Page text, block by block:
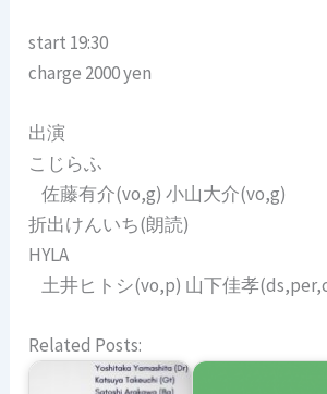
start 19:30
charge 2000 yen
出演
こじらふ
佐藤有介(vo,g) 小山大介(vo,g)
折出けんいち(朗読)
HYLA
土井ヒトシ(vo,p) 山下佳孝
Related Posts: